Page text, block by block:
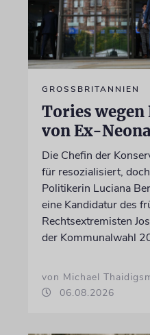
GROSSBRITANNIEN
Tories
von Ex-
Die Chefin der
für resozialisiert,
Politikerin Luciana
eine Kandidatur des
Rechtsextremisten
der Kommunalwahl
von Michael
06.08.2026